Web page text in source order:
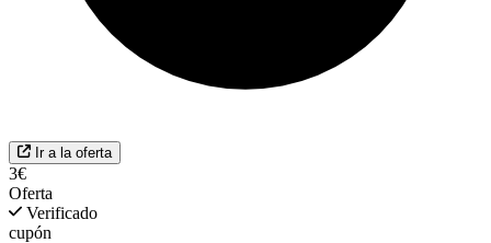
Ir a la oferta
3€
Oferta
Verificado
cupón